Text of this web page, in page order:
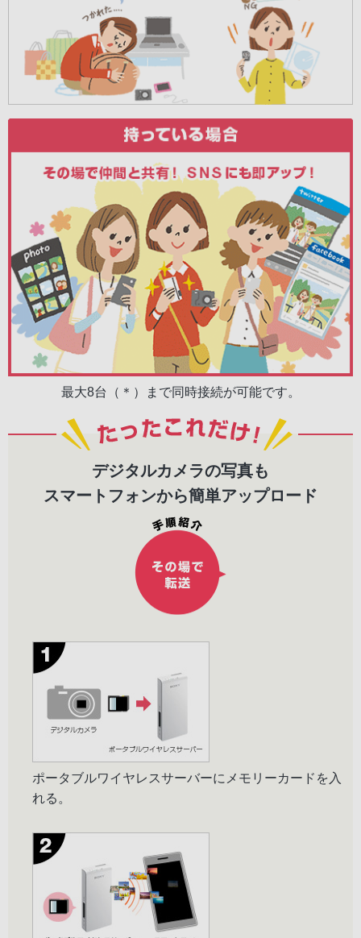
最大8台（＊）まで同時接続が可能です。
デジタルカメラの写真も
スマートフォンから簡単アップロード
ポータブルワイヤレスサーバーにメモリーカードを入
れる。